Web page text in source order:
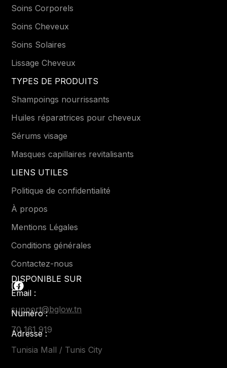
Soins Corporels
Soins Cheveux
Soins Solaires
Lissage Cheveux
TYPES DE PRODUITS
Shampoings nourrissants
Huiles réparatrices pour cheveux
Sérums visage
Masques capillaires revitalisants
LIENS UTILES
Politique de confidentialité
À propos
Mentions Légales
Conditions générales
Contactez-nous
DISPONIBLE SUR
Email :
support@bglow.tn
Numéro :
70 161 919
Adresse :
Tunisia Mall / Tunis City